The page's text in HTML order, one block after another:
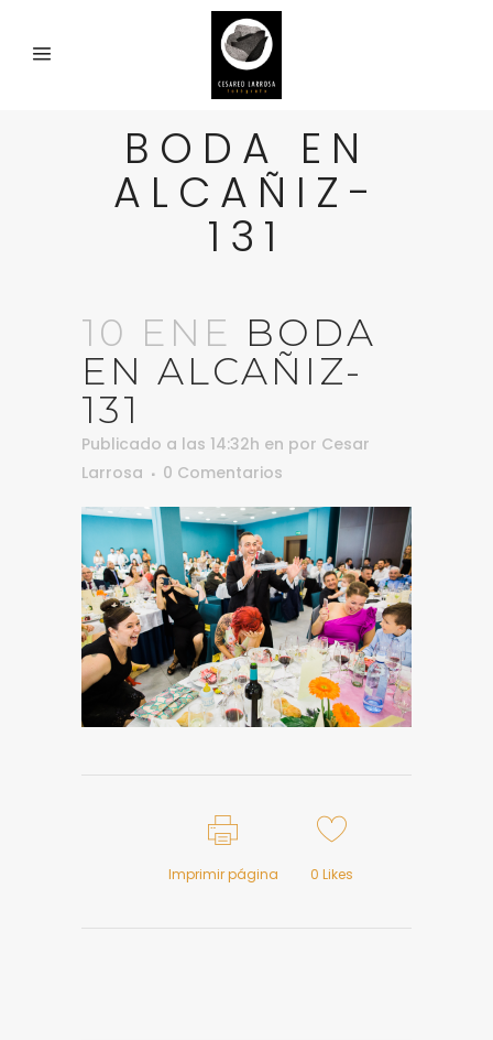
BODA EN
ALCAÑIZ-
131
10 ENE BODA
EN ALCAÑIZ-
131
Publicado a las 14:32h en por Cesar
Larrosa
0 Comentarios
Imprimir página 0 Likes